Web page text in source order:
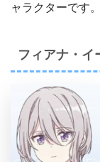
ャラクターです。
フィアナ・イ